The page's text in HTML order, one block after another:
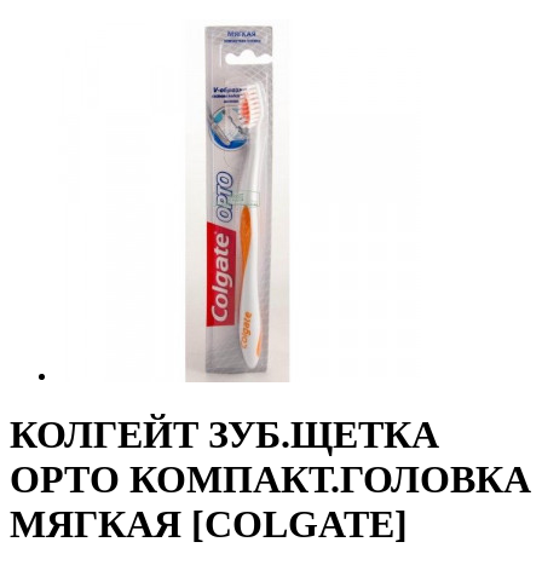
КОЛГЕЙТ ЗУБ.ЩЕТКА
ОРТО КОМПАКТ.ГОЛОВКА
МЯГКАЯ [COLGATE]